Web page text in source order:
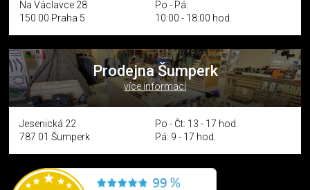
Na Václavce 28
150 00 Praha 5
Po - Pá:
10:00 - 18:00 hod.
Prodejna Šumperk
více informací
Jesenická 22
787 01 Šumperk
Po - Čt: 13 - 17 hod.
Pá: 9 - 17 hod.